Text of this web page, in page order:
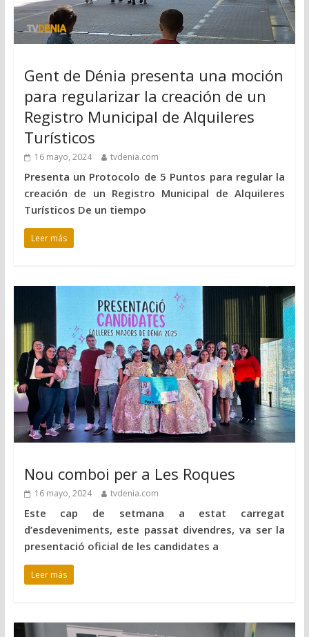
Gent de Dénia presenta una moción
para regularizar la creación de un
Registro Municipal de Alquileres
Turísticos
16 mayo, 2024 tvdenia.com
Presenta un Protocolo de 5 Puntos para regular la
creación de un Registro Municipal de Alquileres
Turísticos De un tiempo
Leer más
Nou comboi per a Les Roques
16 mayo, 2024 tvdenia.com
Este cap de setmana a estat carregat
d’esdeveniments, este passat divendres, va ser la
presentació oficial de les candidates a
Leer más